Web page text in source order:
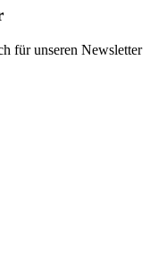
für unseren Newsletter